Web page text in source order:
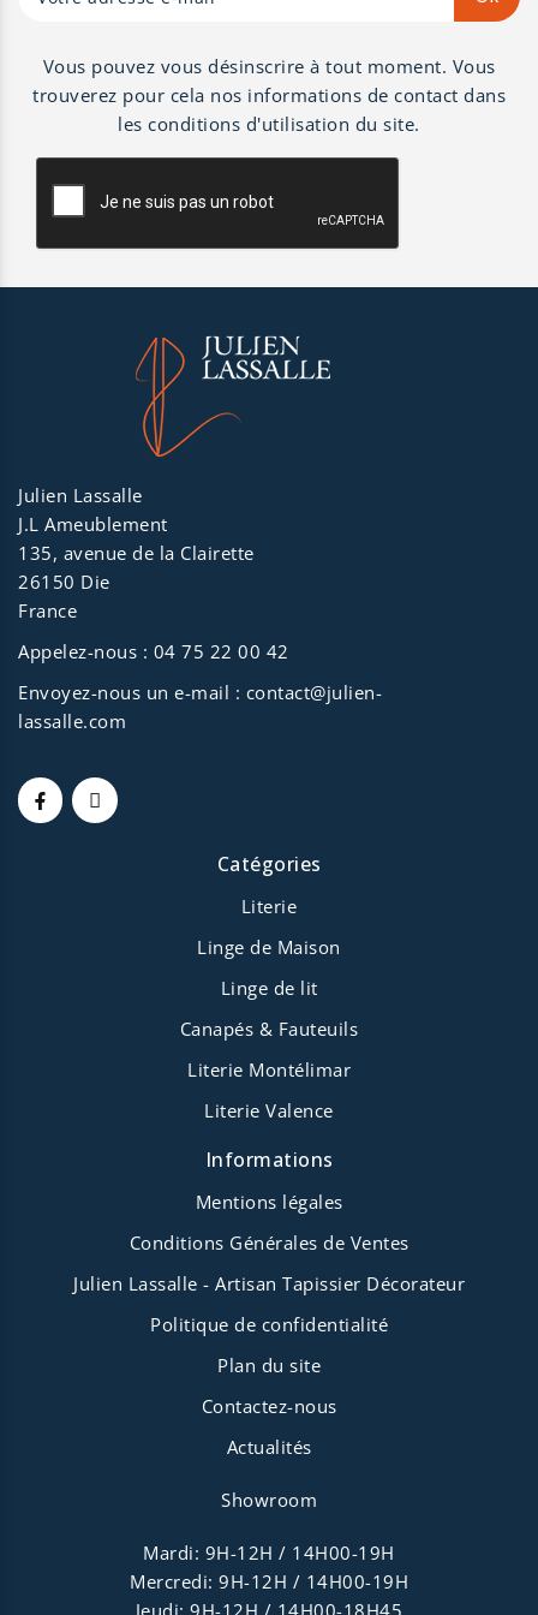
Vous pouvez vous désinscrire à tout moment. Vous
trouverez pour cela nos informations de contact dans
les conditions d'utilisation du site.
Julien Lassalle
J.L Ameublement
135, avenue de la Clairette
26150 Die
France
Appelez-nous : 04 75 22 00 42
Envoyez-nous un e-mail : contact@julien-
lassalle.com
Catégories
Literie
Linge de Maison
Linge de lit
Canapés & Fauteuils
Literie Montélimar
Literie Valence
Informations
Mentions légales
Conditions Générales de Ventes
Julien Lassalle - Artisan Tapissier Décorateur
Politique de confidentialité
Plan du site
Contactez-nous
Actualités
Showroom
Mardi: 9H-12H / 14H00-19H
Mercredi: 9H-12H / 14H00-19H
Jeudi: 9H-12H / 14H00-18H45